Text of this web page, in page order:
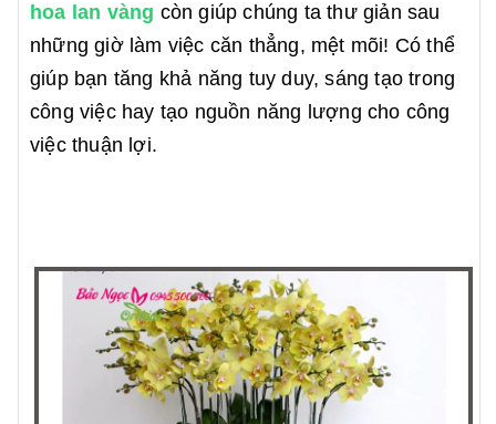
hoa lan vàng còn giúp chúng ta thư giản sau
những giờ làm việc căn thẳng, mệt mõi! Có thể
giúp bạn tăng khả năng tuy duy, sáng tạo trong
công việc hay tạo nguồn năng lượng cho công
việc thuận lợi.